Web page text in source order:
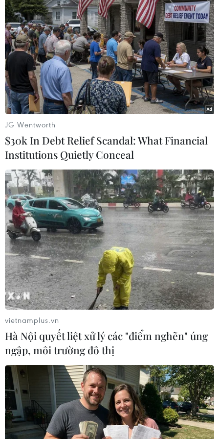
K.Kiên Giang - SHB Đà Nẵng 0-1
HAGL - Hà Nội T&T 1-1
B.Bình Dương - XMXT Sài Gòn 3-0
Ngày 23/6
V.Ninh Bình - Đồng Nai 1-1
XM V.Hải Phòng - SLNA (Hoãn)
Thanh Hóa - Đồng Tâm Long An 3-1
#The Vissai Ninh Bình
#Đồng nai
#Đồng Tâm Long An
TP. Hải Phòng
Long An
Ninh Bình
Tây Ninh
Theo dõi VietnamPlus
JG Wentworth
$30k In Debt Relief Scandal: What Financial
Institutions Quietly Conceal
vietnamplus.vn
Hà Nội quyết liệt xử lý các "điểm nghẽn" úng
ngập, môi trường đô thị